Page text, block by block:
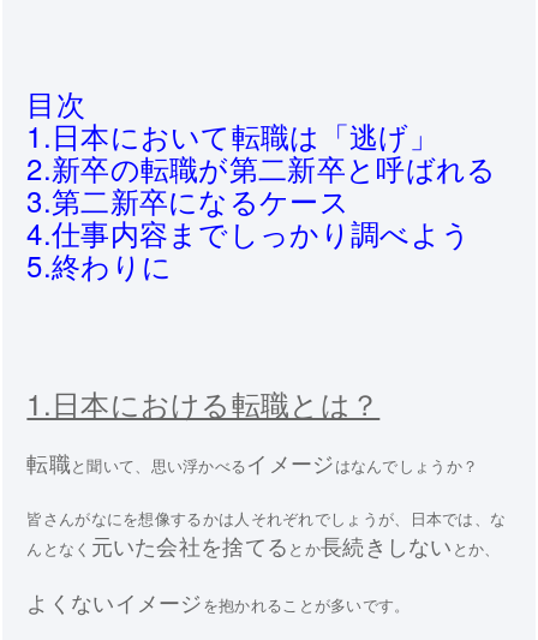
目次
1.日本において転職は「逃げ」
2.新卒の転職が第二新卒と呼ばれる
3.第二新卒になるケース
4.仕事内容までしっかり調べよう
5.終わりに
1.日本における転職とは？
転職と聞いて、思い浮かべるイメージはなんでしょうか？
皆さんがなにを想像するかは人それぞれでしょうが、日本では、な
んとなく 元いた会社を捨てる とか長続きしない とか、
よくないイメージを抱かれることが多いです。